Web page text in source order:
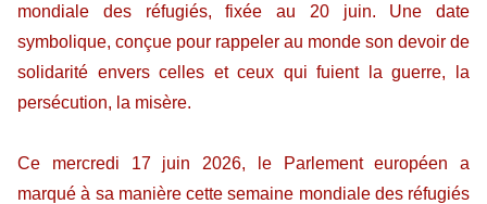
mondiale des réfugiés, fixée au 20 juin. Une date
symbolique, conçue pour rappeler au monde son devoir de
solidarité envers celles et ceux qui fuient la guerre, la
persécution, la misère.
Ce mercredi 17 juin 2026, le Parlement européen a
marqué à sa manière cette semaine mondiale des réfugiés